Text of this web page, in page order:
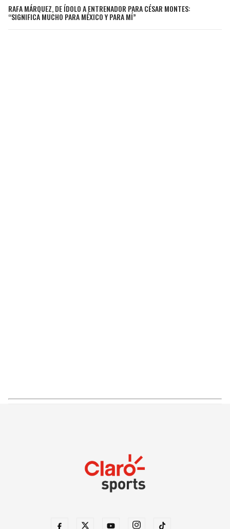
RAFA MÁRQUEZ, DE ÍDOLO A ENTRENADOR PARA CÉSAR MONTES:
“SIGNIFICA MUCHO PARA MÉXICO Y PARA MÍ”